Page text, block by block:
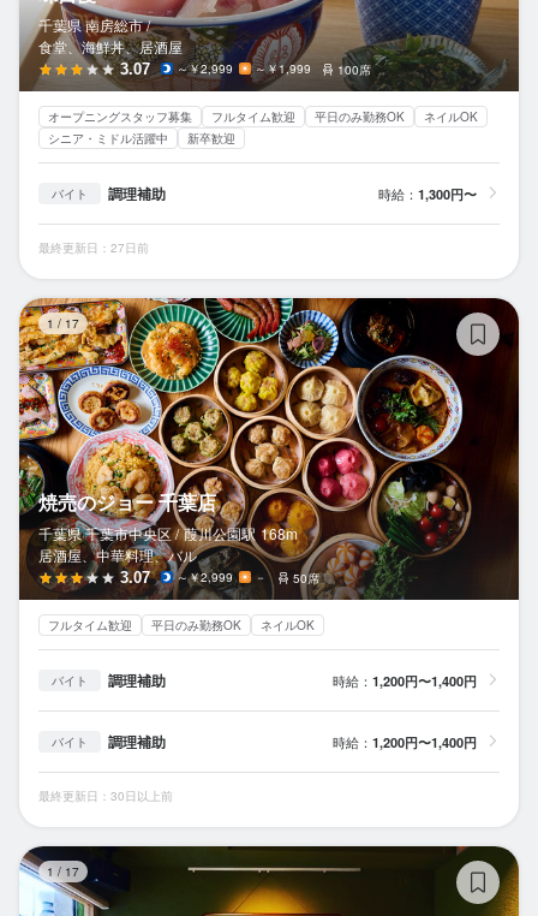
千葉県 南房総市 /
食堂、海鮮丼、居酒屋
3.07 ～￥2,999 ～￥1,999 100席
オープニングスタッフ募集 フルタイム歓迎 平日のみ勤務OK
ネイルOK
シニア・ミドル活躍中
新卒歓迎
バイト 調理補助 時給： 1,300円〜
最終更新日：27日前
1 / 17
焼売のジョー 千葉店
千葉県 千葉市中央区 / 葭川公園駅 168m
居酒屋、中華料理、バル
3.07 ～￥2,999 － 50席
フルタイム歓迎 平日のみ勤務OK ネイルOK
バイト 調理補助 時給： 1,200円〜1,400円
バイト 調理補助 時給： 1,200円〜1,400円
最終更新日：30日以上前
1 / 17